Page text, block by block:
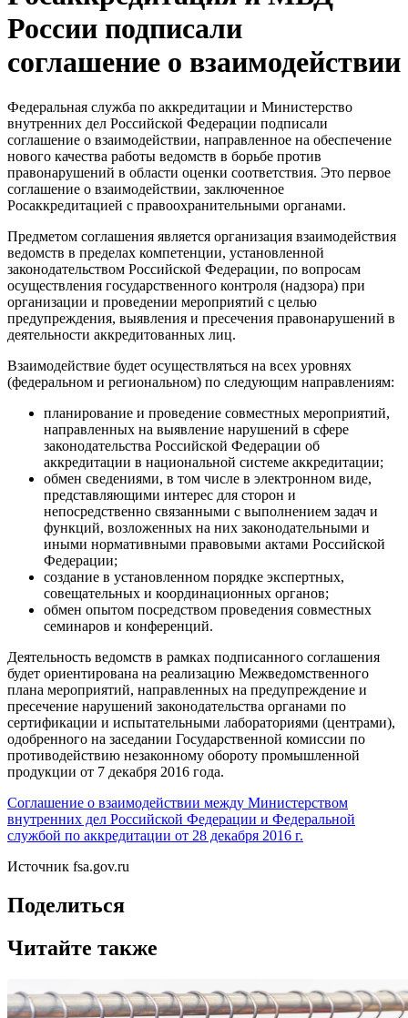
России подписали
соглашение о взаимодействии
Федеральная служба по аккредитации и Министерство
внутренних дел Российской Федерации подписали
соглашение о взаимодействии, направленное на обеспечение
нового качества работы ведомств в борьбе против
правонарушений в области оценки соответствия. Это первое
соглашение о взаимодействии, заключенное
Росаккредитацией с правоохранительными органами.
Предметом соглашения является организация взаимодействия
ведомств в пределах компетенции, установленной
законодательством Российской Федерации, по вопросам
осуществления государственного контроля (надзора) при
организации и проведении мероприятий с целью
предупреждения, выявления и пресечения правонарушений в
деятельности аккредитованных лиц.
Взаимодействие будет осуществляться на всех уровнях
(федеральном и региональном) по следующим направлениям:
планирование и проведение совместных мероприятий,
направленных на выявление нарушений в сфере
законодательства Российской Федерации об
аккредитации в национальной системе аккредитации;
обмен сведениями, в том числе в электронном виде,
представляющими интерес для сторон и
непосредственно связанными с выполнением задач и
функций, возложенных на них законодательными и
иными нормативными правовыми актами Российской
Федерации;
создание в установленном порядке экспертных,
совещательных и координационных органов;
обмен опытом посредством проведения совместных
семинаров и конференций.
Деятельность ведомств в рамках подписанного соглашения
будет ориентирована на реализацию Межведомственного
плана мероприятий, направленных на предупреждение и
пресечение нарушений законодательства органами по
сертификации и испытательными лабораториями (центрами),
одобренного на заседании Государственной комиссии по
противодействию незаконному обороту промышленной
продукции от 7 декабря 2016 года.
Соглашение о взаимодействии между Министерством
внутренних дел Российской Федерации и Федеральной
службой по аккредитации от 28 декабря 2016 г.
Источник fsa.gov.ru
Поделиться
Читайте также